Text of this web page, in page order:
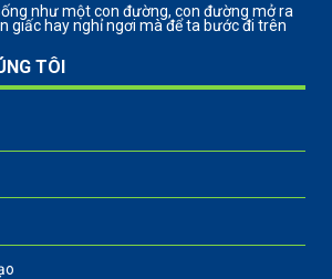
như một con đường, con đường mở ra
giấc hay nghỉ ngơi mà để ta bước đi trên
TÔI